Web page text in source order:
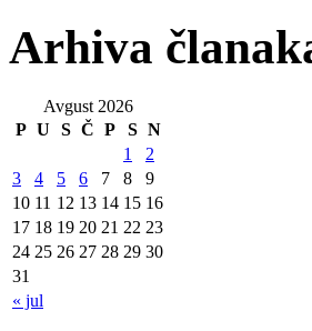
Arhiva
Avgust 2026
P U S Č P S N
« jul
1
2
3
4 5 6 7 8
9
10 11 12 13 14 15 16
17 18 19 20 21 22 23
24 25 26 27 28 29 30
31